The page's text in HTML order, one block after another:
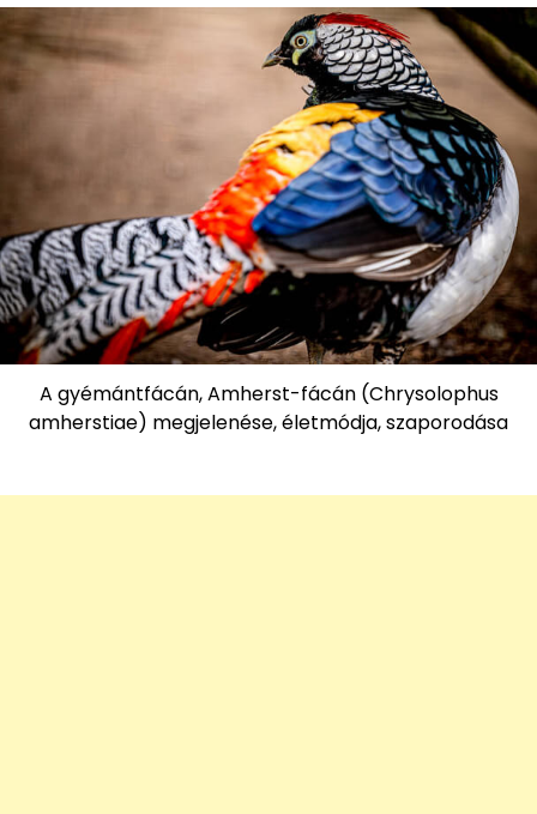
A gyémántfácán, Amherst-fácán (Chrysolophus
amherstiae) megjelenése, életmódja, szaporodása